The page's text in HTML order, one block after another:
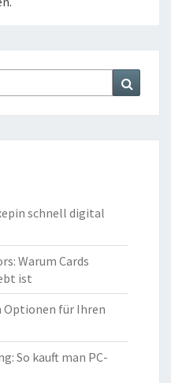
schnell digital
Warum Cards
ist
Optionen für Ihren
So kauft man PC-